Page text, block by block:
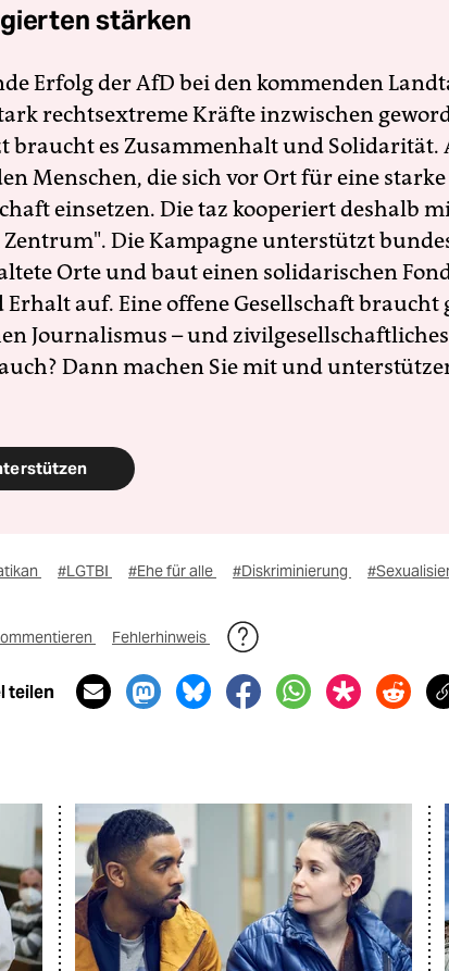
stärken
Erfolg der AfD bei den kommenden
rechtsextreme Kräfte inzwischen
braucht es Zusammenhalt und Solidarität.
Menschen, die sich vor Ort für eine starke
einsetzen. Die taz kooperiert deshalb
Die Kampagne unterstützt
Orte und baut einen solidarischen
Erhalt auf. Eine offene Gesellschaft braucht
Journalismus – und
Dann machen Sie mit und
#LGTBI #Ehe für alle #Diskriminierung
Fehlerhinweis
teilen